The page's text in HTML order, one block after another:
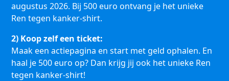
augustus 2026. Bij 500 euro ontvang je het unieke
Ren tegen kanker-shirt.
2) Koop zelf een ticket:
Maak een actiepagina en start met geld ophalen. En
haal je 500 euro op? Dan krijg jij ook het unieke Ren
tegen kanker-shirt!